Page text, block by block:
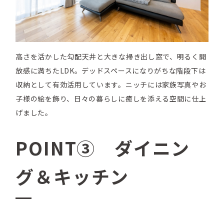
高さを活かした勾配天井と大きな掃き出し窓で、明るく開
放感に満ちたLDK。デッドスペースになりがちな階段下は
収納として有効活用しています。ニッチには家族写真やお
子様の絵を飾り、日々の暮らしに癒しを添える空間に仕上
げました。
POINT③ ダイニン
グ＆キッチン